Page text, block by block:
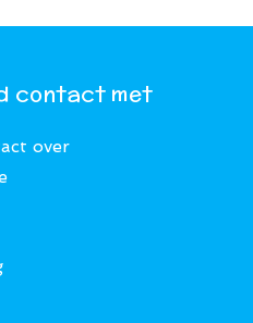
contact met
over